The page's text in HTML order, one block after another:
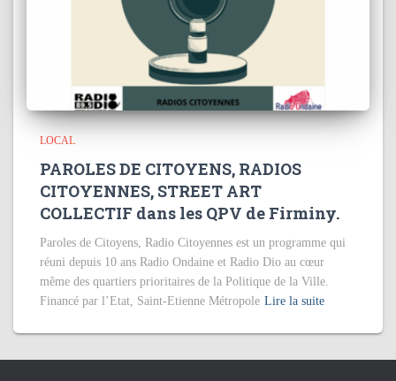
LOCAL
PAROLES DE CITOYENS, RADIOS
CITOYENNES, STREET ART
COLLECTIF dans les QPV de Firminy.
Paroles de Citoyens, Radio Citoyennes est un programme qui
réuni depuis 10 ans Radio Ondaine et Radio Dio au cœur
même des quartiers prioritaires de la Politique de la Ville.
Financé par l’Etat, Saint-Etienne Métropole Lire la suite